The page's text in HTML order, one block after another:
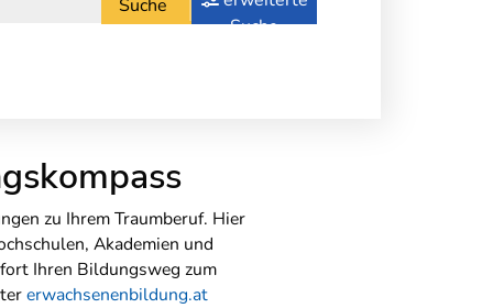
Suche
Suche
zu Ihrem Traumberuf. Hier
Akademien und
Ihren Bildungsweg zum
erwachsenenbildung.at